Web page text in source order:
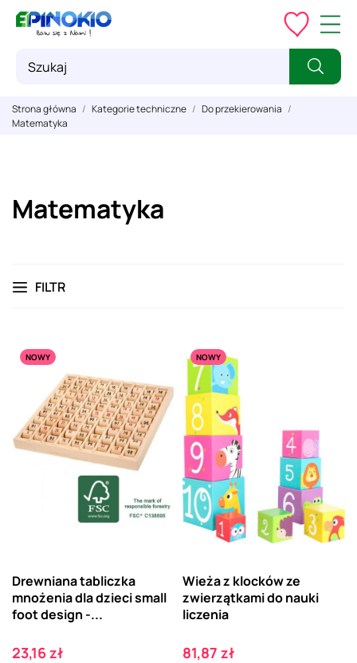
Strona główna Kategorie techniczne
Do przekierowania
Matematyka
Matematyka
FILTR
NOWY
Drewniana tabliczka
mnożenia dla dzieci small
foot design -...
Cena
23,16 zł
NOWY
Wieża z klocków ze
zwierzątkami do nauki
liczenia
Cena
81,87 zł